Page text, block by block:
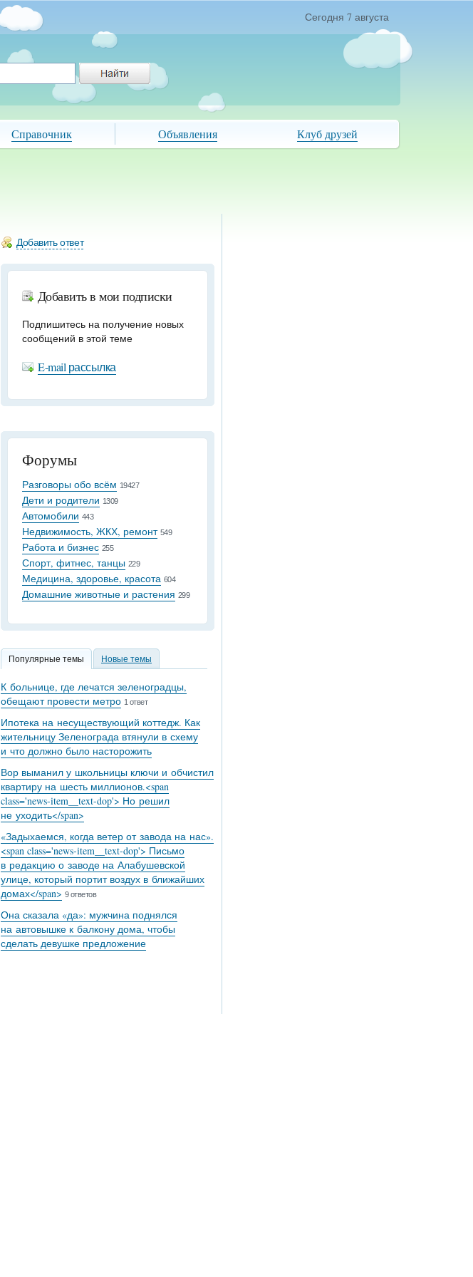
Сегодня 7 августа
Справочник Объявления Клуб друзей
Добавить ответ
Добавить в мои подписки
Подпишитесь на получение новых
сообщений в этой теме
E-mail рассылка
Форумы
Разговоры обо всём 19427
Дети и родители 1309
Автомобили 443
Недвижимость, ЖКХ, ремонт 549
Работа и бизнес 255
Спорт, фитнес, танцы 229
Медицина, здоровье, красота 604
Домашние животные и растения 299
Популярные темы Новые темы
К больнице, где лечатся зеленоградцы,
обещают провести метро 1 ответ
Ипотека на несуществующий коттедж. Как
жительницу Зеленограда втянули в схему
и что должно было насторожить
Вор выманил у школьницы ключи и обчистил
квартиру на шесть миллионов.<span
class='news-item__text-dop'> Но решил
не уходить</span>
«Задыхаемся, когда ветер от завода на нас».
<span class='news-item__text-dop'> Письмо
в редакцию о заводе на Алабушевской
улице, который портит воздух в ближайших
домах</span> 9 ответов
Она сказала «да»: мужчина поднялся
на автовышке к балкону дома, чтобы
сделать девушке предложение